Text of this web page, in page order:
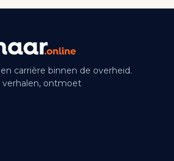
carrière binnen de overheid.
verhalen, ontmoet